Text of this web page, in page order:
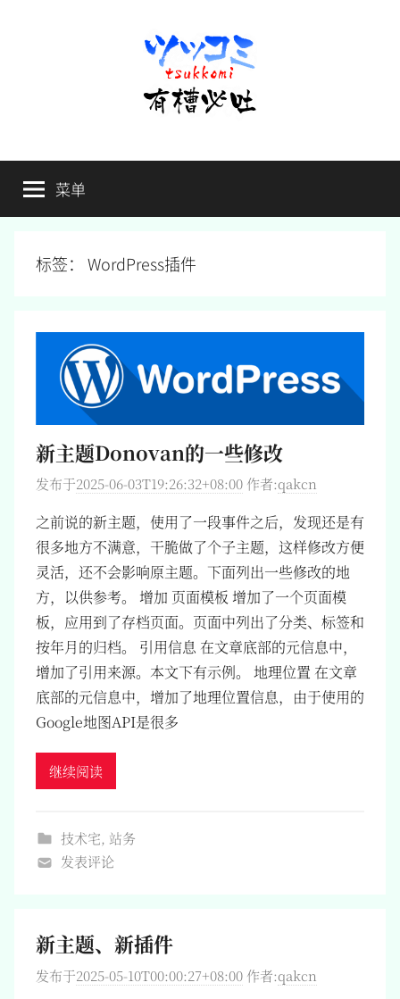
有
槽
必
槽，
毋
菜单
标签： WordPress插件
新主题Donovan的一些修改
发布于2025-06-03T19:26:32+08:00 作者:qakcn
之前说的新主题，使用了一段事件之后，发现还是有
很多地方不满意，干脆做了个子主题，这样修改方便
灵活，还不会影响原主题。下面列出一些修改的地
方，以供参考。 增加 页面模板 增加了一个页面模
板，应用到了存档页面。页面中列出了分类、标签和
按年月的归档。 引用信息 在文章底部的元信息中，
增加了引用来源。本文下有示例。 地理位置 在文章
底部的元信息中，增加了地理位置信息，由于使用的
Google地图API是很多
继续阅读
技术宅, 站务
发表评论
新主题、新插件
发布于2025-05-10T00:00:27+08:00 作者:qakcn